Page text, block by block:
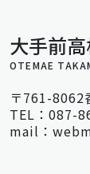
大手前
OTEMAE
〒761-8062
TEL：087-
mail：